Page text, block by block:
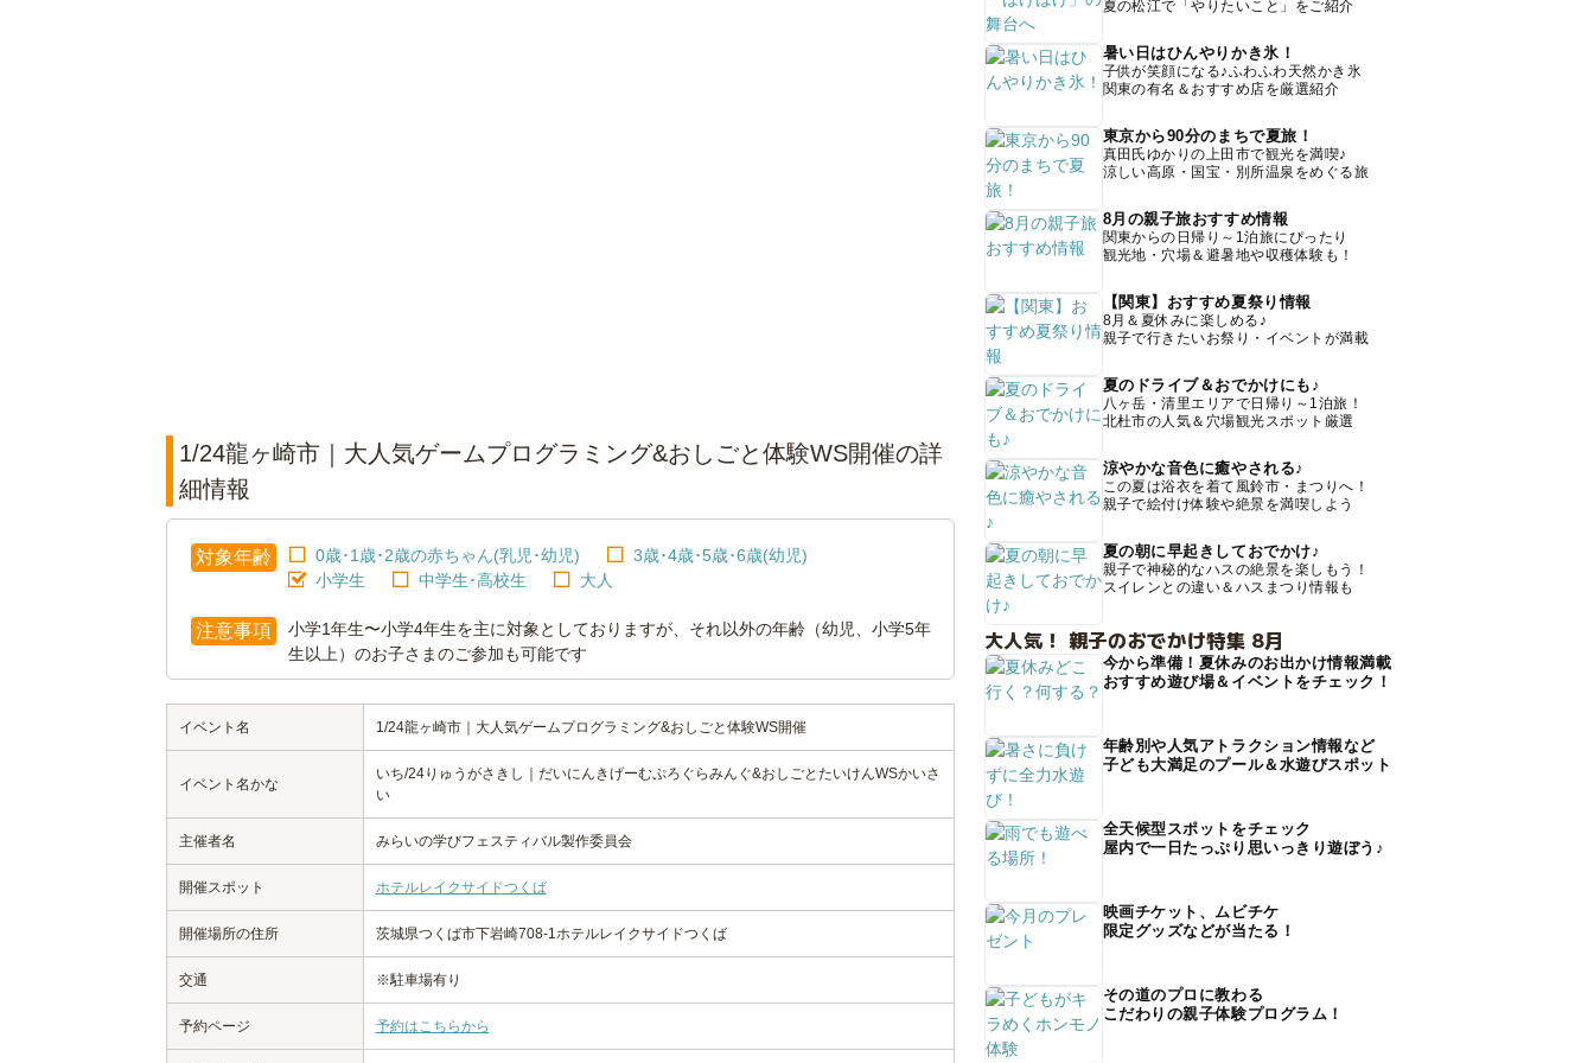
1/24龍ヶ崎市｜大人気ゲームプログラミング&おしごと体験WS開催の詳
細情報
対象年齢 0歳･1歳･2歳の赤ちゃん(乳児･幼児)
3歳･4歳･5歳･6歳(幼児)
小学生
中学生･高校生 大人
注意事項
小学1年生〜小学4年生を主に対象としておりますが、それ以外の年齢（幼児、小学5年
生以上）のお子さまのご参加も可能です
イベント名 1/24龍ヶ崎市｜大人気ゲームプログラミング&おしごと体験WS開催
イベント名かな
いち/24りゅうがさきし｜だいにんきげーむぷろぐらみんぐ&おしごとたいけんWSかいさ
い
主催者名 みらいの学びフェスティバル製作委員会
開催スポット ホテルレイクサイドつくば
開催場所の住所 茨城県つくば市下岩崎708-1ホテルレイクサイドつくば
交通 ※駐車場有り
予約ページ 予約はこちらから
夏の松江で「やりたいこと」をご紹介
暑い日はひんやりかき氷！
子供が笑顔になる♪ふわふわ天然かき氷
関東の有名＆おすすめ店を厳選紹介
東京から90分のまちで夏旅！
真田氏ゆかりの上田市で観光を満喫♪
涼しい高原・国宝・別所温泉をめぐる旅
8月の親子旅おすすめ情報
関東からの日帰り～1泊旅にぴったり
観光地・穴場＆避暑地や収穫体験も！
【関東】おすすめ夏祭り情報
8月＆夏休みに楽しめる♪
親子で行きたいお祭り・イベントが満載
夏のドライブ＆おでかけにも♪
八ヶ岳・清里エリアで日帰り～1泊旅！
北杜市の人気＆穴場観光スポット厳選
涼やかな音色に癒やされる♪
この夏は浴衣を着て風鈴市・まつりへ！
親子で絵付け体験や絶景を満喫しよう
夏の朝に早起きしておでかけ♪
親子で神秘的なハスの絶景を楽しもう！
スイレンとの違い＆ハスまつり情報も
大人気！ 親子のおでかけ特集 8月
今から準備！夏休みのお出かけ情報満載
おすすめ遊び場＆イベントをチェック！
年齢別や人気アトラクション情報など
子ども大満足のプール＆水遊びスポット
全天候型スポットをチェック
屋内で一日たっぷり思いっきり遊ぼう♪
映画チケット、ムビチケ
限定グッズなどが当たる！
その道のプロに教わる
こだわりの親子体験プログラム！